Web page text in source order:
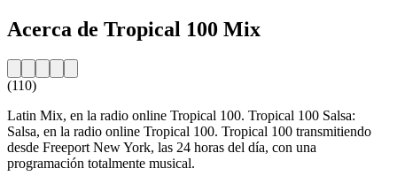
Acerca de Tropical 100 Mix
(110)
Latin Mix, en la radio online Tropical 100. Tropical 100 Salsa:
Salsa, en la radio online Tropical 100. Tropical 100 transmitiendo
desde Freeport New York, las 24 horas del día, con una
programación totalmente musical.